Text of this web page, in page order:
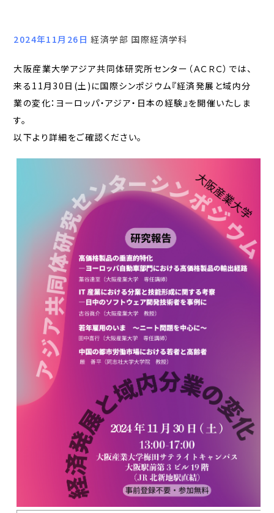
2024年11月26日経済学部 国際経済学科
大阪産業大学アジア共同体研究所センター（ＡＣＲＣ）では、
来る11月30日(土)に国際シンポジウム『経済発展と域内分
業の変化：ヨーロッパ・アジア・日本の経験』を開催いたしま
す。
以下より詳細をご確認ください。